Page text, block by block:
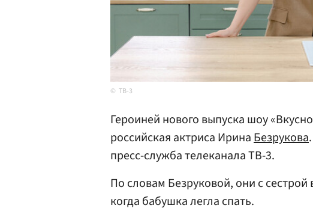
ТВ-3
Героиней нового выпуска шоу
российская актриса ИринаБезрукова
пресс-служба телеканала ТВ-3.
По словам Безруковой, они с сестрой
когда бабушка легла спать.